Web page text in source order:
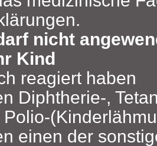
nicht
Kind
reagiert haben
Diphtherie-,
Polio-
einen der